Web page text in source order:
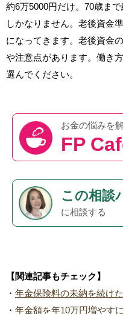
約6万5000円だけ。70歳ま
しかなりません。老後資金
になってきます。老後資金
や注意点があります。働き
選んでください。
お金の悩みを
FP
この相談
に相談する
【関連記事もチェック】
・ 年金保険料の未納を続け
・ 年金額を年10万円増やす